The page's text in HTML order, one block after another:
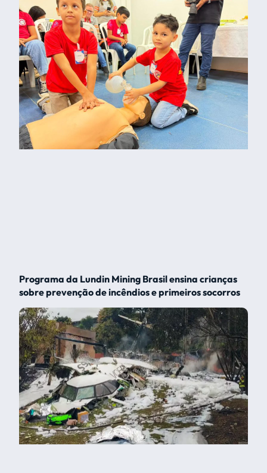
Programa da Lundin Mining Brasil ensina crianças
sobre prevenção de incêndios e primeiros socorros